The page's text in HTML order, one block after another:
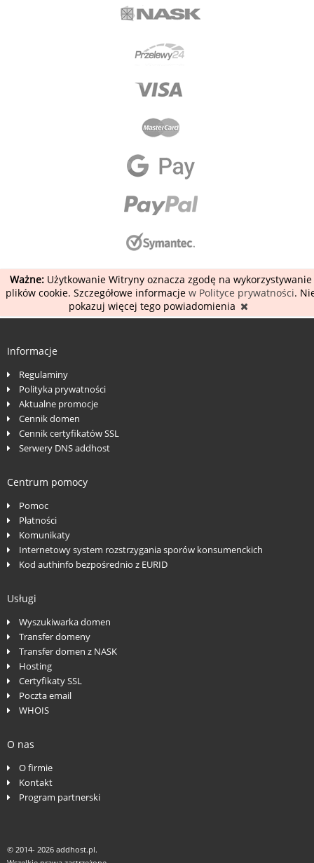
Ważne:Użytkowanie Witryny oznacza zgodę na wykorzystywanie
plików cookie. Szczegółowe informacje w Polityce prywatności.
pokazuj więcej tego powiadomienia
Informacje
Regulaminy
Polityka prywatności
Aktualne promocje
Cennik domen
Cennik certyfikatów SSL
Serwery DNS addhost
Centrum pomocy
Pomoc
Płatności
Komunikaty
Internetowy system rozstrzygania sporów konsumenckich
Kod authinfo bezpośrednio z EURID
Usługi
Wyszukiwarka domen
Transfer domeny
Transfer domen z NASK
Hosting
Certyfikaty SSL
Poczta email
WHOIS
O nas
O firmie
Kontakt
Program partnerski
© 2014- 2026 addhost.pl.